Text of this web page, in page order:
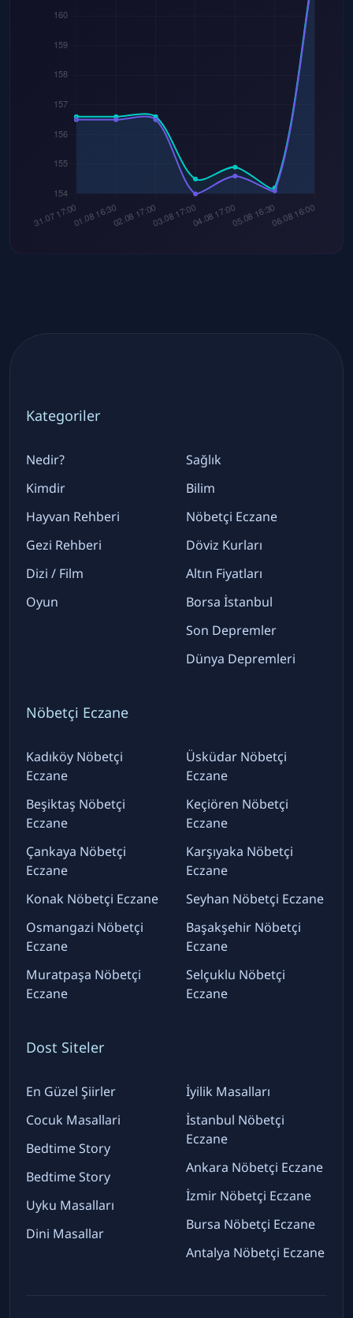
Kategoriler
Nedir?
Kimdir
Hayvan Rehberi
Gezi Rehberi
Dizi / Film
Oyun
Sağlık
Bilim
Nöbetçi Eczane
Döviz Kurları
Altın Fiyatları
Borsa İstanbul
Son Depremler
Dünya Depremleri
Nöbetçi Eczane
Kadıköy Nöbetçi
Eczane
Beşiktaş Nöbetçi
Eczane
Çankaya Nöbetçi
Eczane
Konak Nöbetçi Eczane
Osmangazi Nöbetçi
Eczane
Muratpaşa Nöbetçi
Eczane
Üsküdar Nöbetçi
Eczane
Keçiören Nöbetçi
Eczane
Karşıyaka Nöbetçi
Eczane
Seyhan Nöbetçi Eczane
Başakşehir Nöbetçi
Eczane
Selçuklu Nöbetçi
Eczane
Dost Siteler
En Güzel Şiirler
Cocuk Masallari
Bedtime Story
Bedtime Story
Uyku Masalları
Dini Masallar
İyilik Masalları
İstanbul Nöbetçi
Eczane
Ankara Nöbetçi Eczane
İzmir Nöbetçi Eczane
Bursa Nöbetçi Eczane
Antalya Nöbetçi Eczane